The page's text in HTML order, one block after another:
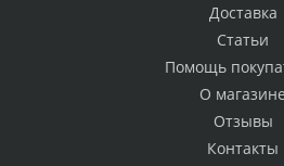
Доставка
Статьи
Помощь
О магазине
Отзывы
Контакты